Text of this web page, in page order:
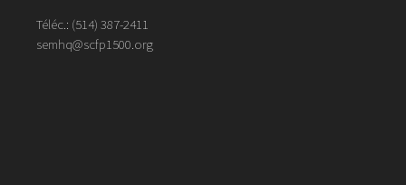
Téléc.: (514) 387-2411
semhq@scfp1500.org